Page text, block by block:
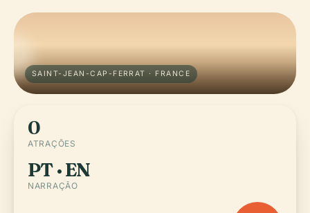
SAINT-JEAN-CAP-FERRAT · FRANCE
0
ATRAÇÕES
PT · EN
NARRAÇÃO